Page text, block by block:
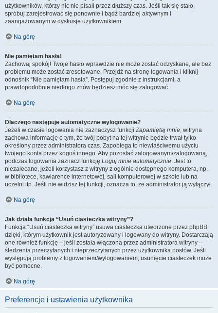
użytkowników, którzy nic nie pisali przez dłuższy czas. Jeśli tak się stało,
spróbuj zarejestrować się ponownie i bądź bardziej aktywnym i
zaangażowanym w dyskusje użytkownikiem.
Na górę
Nie pamiętam hasła!
Zachowaj spokój! Twoje hasło wprawdzie nie może zostać odzyskane, ale bez
problemu może zostać zresetowane. Przejdź na stronę logowania i kliknij
odnośnik “Nie pamiętam hasła”. Postępuj zgodnie z instrukcjami, a
prawdopodobnie niedługo znów będziesz móc się zalogować.
Na górę
Dlaczego następuje automatyczne wylogowanie?
Jeżeli w czasie logowania nie zaznaczysz funkcjiZapamiętaj mnie, witryna
zachowa informację o tym, że twój pobyt na tej witrynie będzie trwał tylko
określony przez administratora czas. Zapobiega to niewłaściwemu użyciu
twojego konta przez kogoś innego. Aby pozostać zalogowanym/zalogowaną,
podczas logowania zaznacz funkcję Loguj mnie automatycznie. Jest to
niezalecane, jeżeli korzystasz z witryny z ogólnie dostępnego komputera, np.
w bibliotece, kawiarence internetowej, sali komputerowej w szkole lub na
uczelni itp. Jeśli nie widzisz tej funkcji, oznacza to, że administrator ją wyłączył.
Na górę
Jak działa funkcja “Usuń ciasteczka witryny”?
Funkcja “Usuń ciasteczka witryny” usuwa ciasteczka utworzone przez phpBB
dzięki, którym użytkownik jest autoryzowany i logowany do witryny. Dostarczają
one również funkcję – jeśli została włączona przez administratora witryny –
śledzenia przeczytanych i nieprzeczytanych przez użytkownika postów. Jeśli
występują problemy z logowaniem/wylogowaniem, usunięcie ciasteczek może
być pomocne.
Na górę
Preferencje i ustawienia użytkownika